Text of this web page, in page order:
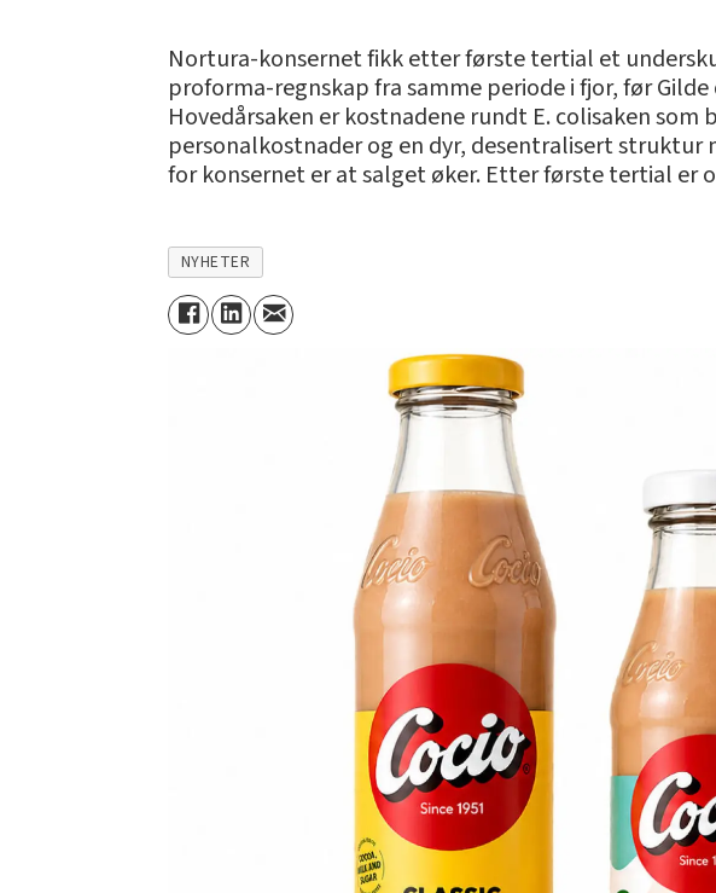
Nortura-konsernet fikk etter første tertial et
proforma-regnskap fra samme periode i fjor, før
Hovedårsaken er kostnadene rundt E. colisaken
personalkostnader og en dyr, desentralisert struktur
for konsernet er at salget øker. Etter første tertial er
NYHETER